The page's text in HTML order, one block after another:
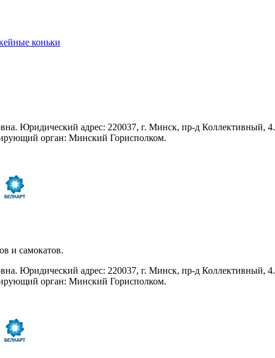
коньки
Юридический адрес: 220037, г. Минск, пр-д Коллективный, 4.
орган: Минский Горисполком.
и самокатов.
Юридический адрес: 220037, г. Минск, пр-д Коллективный, 4.
орган: Минский Горисполком.